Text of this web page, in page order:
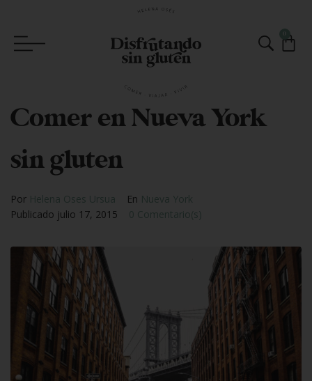
Comer en Nueva York
sin gluten
Por Helena Oses Ursua En Nueva York
Publicado julio 17, 2015 0 Comentario(s)